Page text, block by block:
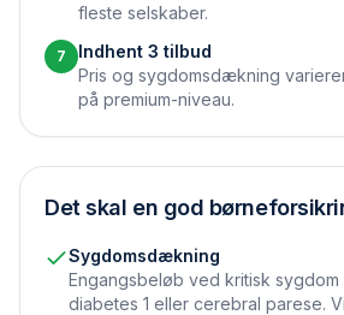
fleste selskaber.
7
Indhent 3 tilbud
Pris og sygdomsdækning
på premium-niveau.
Det skal en god
Sygdomsdækning
Engangsbeløb ved kritisk sygdom
diabetes 1 eller cerebral parese.